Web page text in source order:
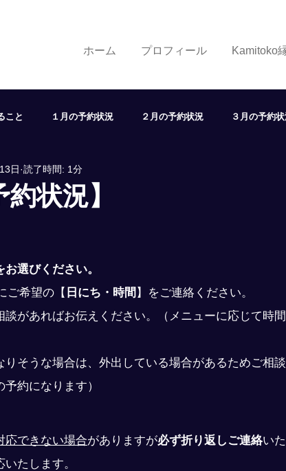
ホーム プロフィール Kamitoko
こと １月の予約状況 ２月の予約状況 ３月の予約
の予約状況
状況】
日 読了時間: 1分
選びください。
ご希望の 【 日にち・時間 】
をご連絡ください。
談があればお伝えください。（メニューに応じて時
りそうな場合は、外出している場合があるためご相談
予約になります）
応できない場合がありますが必ず折り返しご連絡い
いたします。